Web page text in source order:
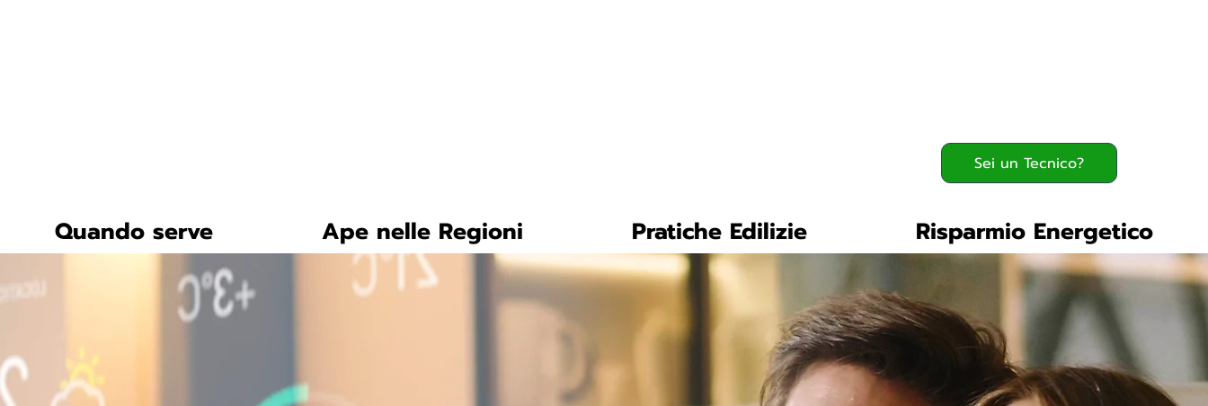
Sei un Tecnico?
Quando serve Ape nelle Regioni Pratiche Edilizie Risparmio Energetico